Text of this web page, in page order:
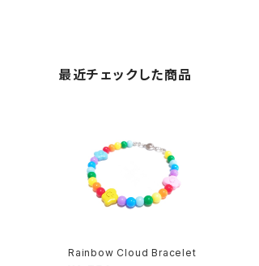
最近チェックした商品
Rainbow Cloud Bracelet